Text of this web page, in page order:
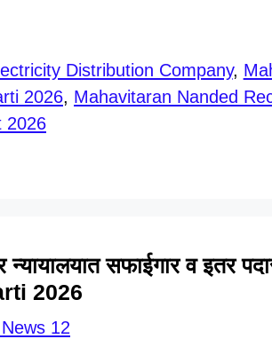
Distribution Company,
2026, Mahavitaran Nanded
2026
न्यायालयात सफाईगार व इतर
2026
12